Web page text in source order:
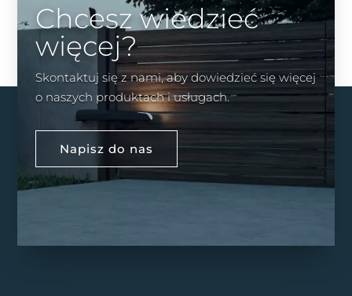
Chcesz wiedzieć
więcej?
Skontaktuj się z nami, aby dowiedzieć się więcej
o naszych produktach i usługach.
Napisz do nas